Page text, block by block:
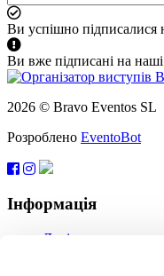
Ви успішно підписалися
Ви вже підписані на
2026 © Bravo Eventos SL
Розроблено EventoBot
Інформація
Довідка